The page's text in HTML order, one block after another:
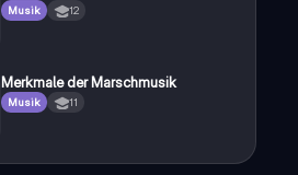
Musik 12
Merkmale der Marschmusik
Musik 11